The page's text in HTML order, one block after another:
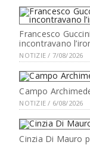
Francesco
incontravano
NOTIZIE / 7/08/2026
Campo
NOTIZIE / 6/08/2026
Cinzia Di Mauro